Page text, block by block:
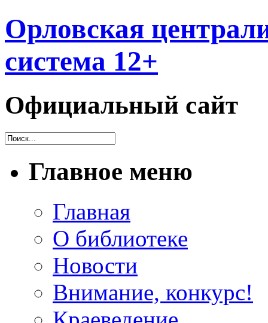
Орловская
система 12+
Официальный сайт
Главное меню
Главная
О библиотеке
Новости
Внимание, конкурс!